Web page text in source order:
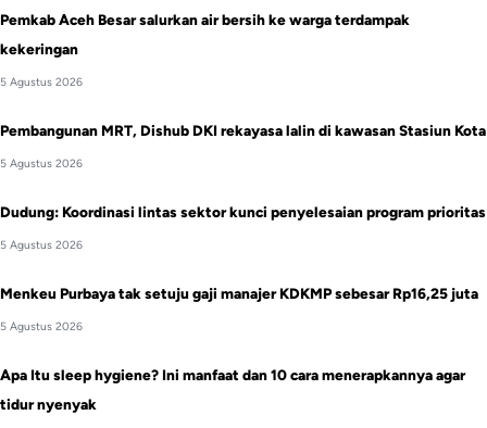
Pemkab Aceh Besar salurkan air bersih ke warga terdampak
kekeringan
5 Agustus 2026
Pembangunan MRT, Dishub DKI rekayasa lalin di kawasan Stasiun Kota
5 Agustus 2026
Dudung: Koordinasi lintas sektor kunci penyelesaian program prioritas
5 Agustus 2026
Menkeu Purbaya tak setuju gaji manajer KDKMP sebesar Rp16,25 juta
5 Agustus 2026
Apa Itu sleep hygiene? Ini manfaat dan 10 cara menerapkannya agar
tidur nyenyak